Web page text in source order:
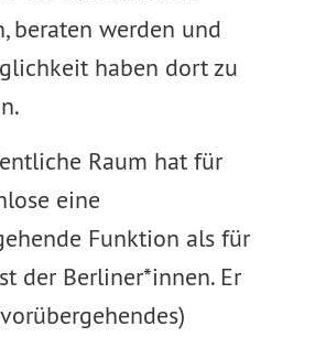
beraten werden und
haben dort zu
Raum hat für
eine
Funktion als für
der Berliner*innen. Er